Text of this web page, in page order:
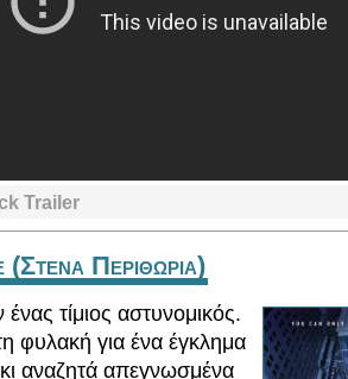
Trailer
Περιθωρια)
τίμιος αστυνομικός.
φυλακή για ένα έγκλημα
αναζητά απεγνωσμένα